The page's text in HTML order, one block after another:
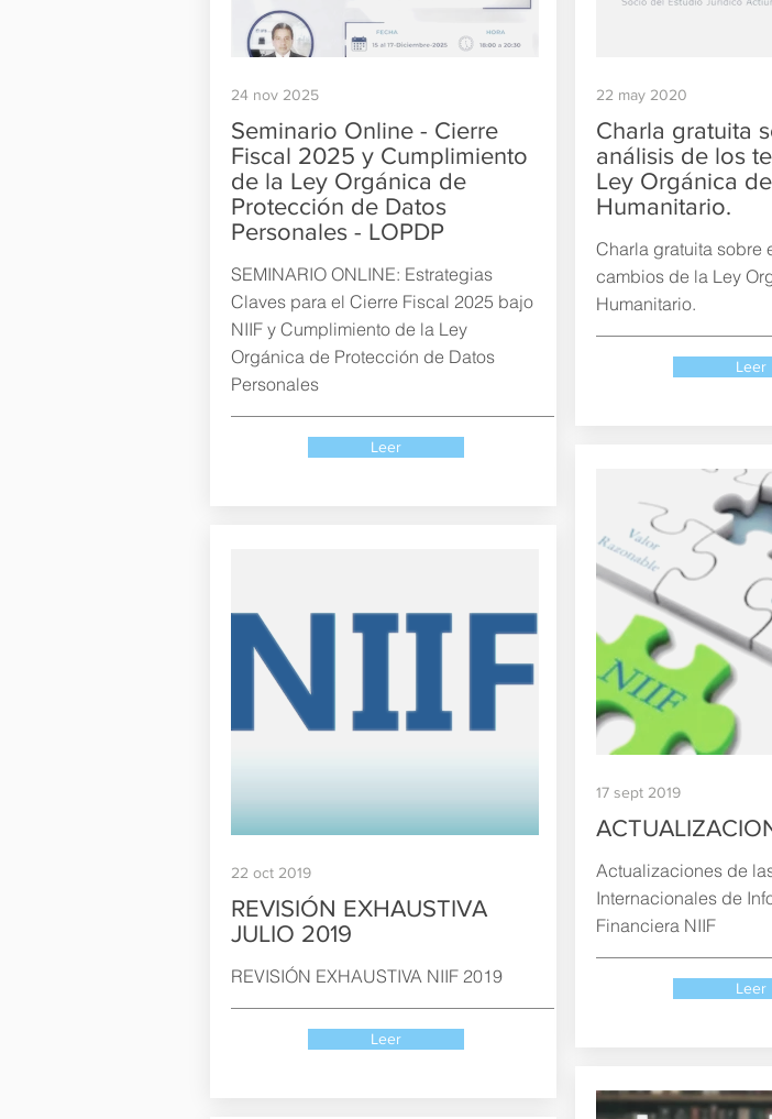
24 nov 2025
Seminario Online - Cierre
Fiscal 2025 y Cumplimiento
de la Ley Orgánica de
Protección de Datos
Personales - LOPDP
SEMINARIO ONLINE: Estrategias
Claves para el Cierre Fiscal 2025 bajo
NIIF y Cumplimiento de la Ley
Orgánica de Protección de Datos
Personales
Leer
22 oct 2019
REVISIÓN EXHAUSTIVA
JULIO 2019
REVISIÓN EXHAUSTIVA NIIF 2019
Leer
22 may 2020
Charla gratuita
análisis de los
Ley Orgánica
Humanitario.
Charla gratuita sobre
cambios de la Ley
Humanitario.
Leer
17 sept 2019
Actualizaciones de
Internacionales de
Financiera NIIF
Leer